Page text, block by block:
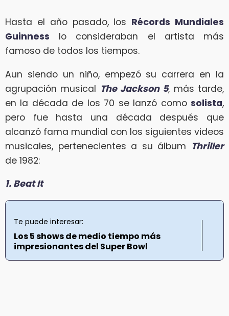
Hasta el año pasado, los Récords Mundiales
Guinness lo consideraban el artista más
famoso de todos los tiempos.
Aun siendo un niño, empezó su carrera en la
agrupación musical The Jackson 5, más tarde,
en la década de los 70 se lanzó como solista,
pero fue hasta una década después que
alcanzó fama mundial con los siguientes videos
musicales, pertenecientes a su álbum Thriller
de 1982:
1. Beat It
Te puede interesar:
Los 5 shows de medio tiempo más
impresionantes del Super Bowl